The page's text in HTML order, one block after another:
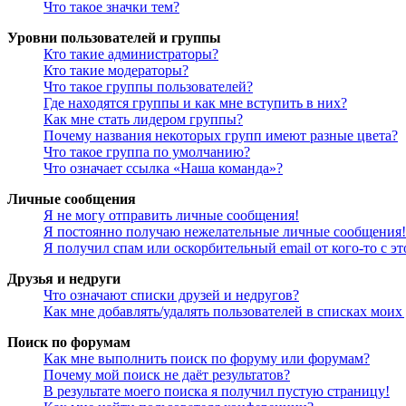
Что такое значки тем?
Уровни пользователей и группы
Кто такие администраторы?
Кто такие модераторы?
Что такое группы пользователей?
Где находятся группы и как мне вступить в них?
Как мне стать лидером группы?
Почему названия некоторых групп имеют разные цвета?
Что такое группа по умолчанию?
Что означает ссылка «Наша команда»?
Личные сообщения
Я не могу отправить личные сообщения!
Я постоянно получаю нежелательные личные сообщения!
Я получил спам или оскорбительный email от кого-то с
Друзья и недруги
Что означают списки друзей и недругов?
Как мне добавлять/удалять пользователей в списках
Поиск по форумам
Как мне выполнить поиск по форуму или форумам?
Почему мой поиск не даёт результатов?
В результате моего поиска я получил пустую страницу!